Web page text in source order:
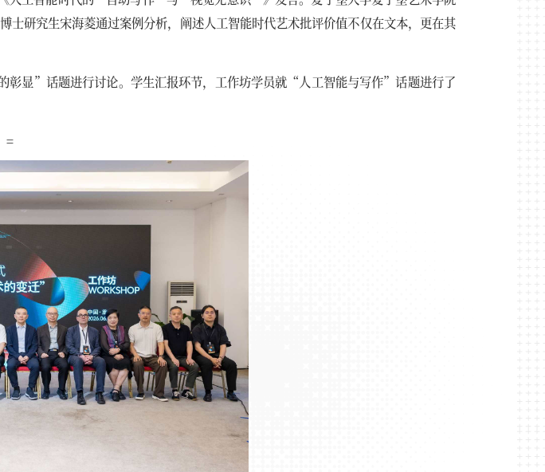
研究生宋海菱通过案例分析，阐述人工智能时代艺术批评价值不仅在文本，更在其
彰显”话题进行讨论。学生汇报环节，工作坊学员就“人工智能与写作”话题进行了
=